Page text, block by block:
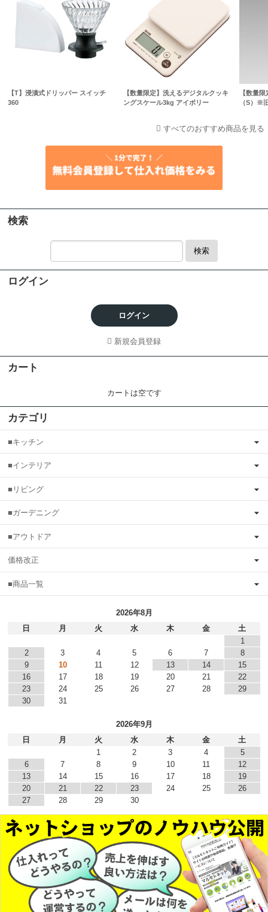
【T】浸漬式ドリッパー スイッチ
360
【数量限定】洗えるデジタルクッキ
ングスケール3kg アイボリー
【数量
（S）※
すべてのおすすめ商品を見る
検索
検索
ログイン
ログイン
新規会員登録
カート
カートは空です
カテゴリ
■キッチン
■インテリア
■リビング
■ガーデニング
■アウトドア
価格改正
■商品一覧
2026年8月
日
月 火 水 木 金
土
1
2
3 4 5 6 7
8
9
10 11 12 13 14
15
16
17 18 19 20 21
22
23
24 25 26 27 28
29
30
31
2026年9月
日
月 火 水 木 金
土
1
2 3 4
5
6
7 8 9 10 11
12
13
14 15 16 17 18
19
20
21 22 23 24 25
26
27
28 29 30